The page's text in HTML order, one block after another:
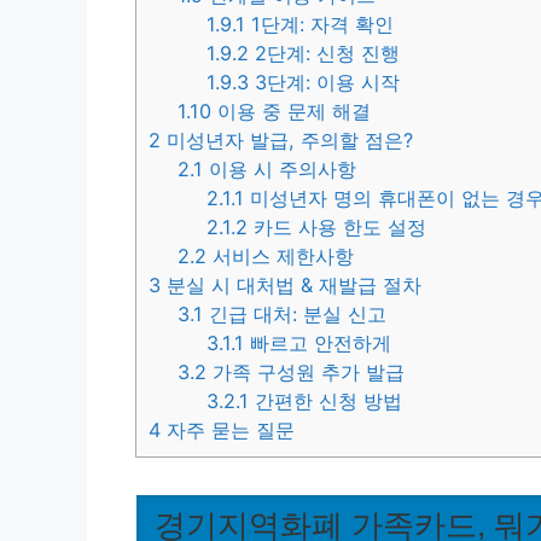
1.9.1 1단계: 자격 확인
1.9.2 2단계: 신청 진행
1.9.3 3단계: 이용 시작
1.10 이용 중 문제 해결
2 미성년자 발급, 주의할 점은?
2.1 이용 시 주의사항
2.1.1 미성년자 명의 휴대폰이 없는 경
2.1.2 카드 사용 한도 설정
2.2 서비스 제한사항
3 분실 시 대처법 & 재발급 절차
3.1 긴급 대처: 분실 신고
3.1.1 빠르고 안전하게
3.2 가족 구성원 추가 발급
3.2.1 간편한 신청 방법
4 자주 묻는 질문
경기지역화폐 가족카드, 뭐